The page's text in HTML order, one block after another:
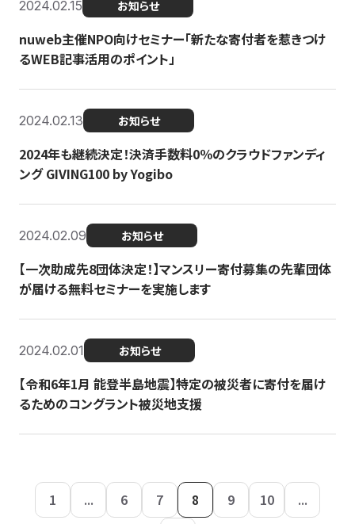
2024.02.15 お知らせ
nuweb主催NPO向けセミナー「新たな寄付者を惹きつけ
るWEB記事活用のポイント」
2024.02.13 お知らせ
2024年も継続決定！決済手数料0％のクラウドファンディ
ング GIVING100 by Yogibo
2024.02.09 お知らせ
【一次助成先8団体決定！】マンスリー寄付募集の先輩団体
が届ける無料セミナーを実施します
2024.02.01 お知らせ
【令和6年1月 能登半島地震】特定の被災者に寄付を届け
るためのコングラント被災地支援
1 ... 6 7 8 9 10
...